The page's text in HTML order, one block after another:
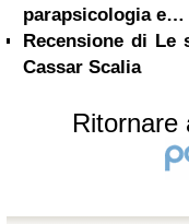
parapsicologia e…
Recensione di
Cassar Scalia
Ritornare